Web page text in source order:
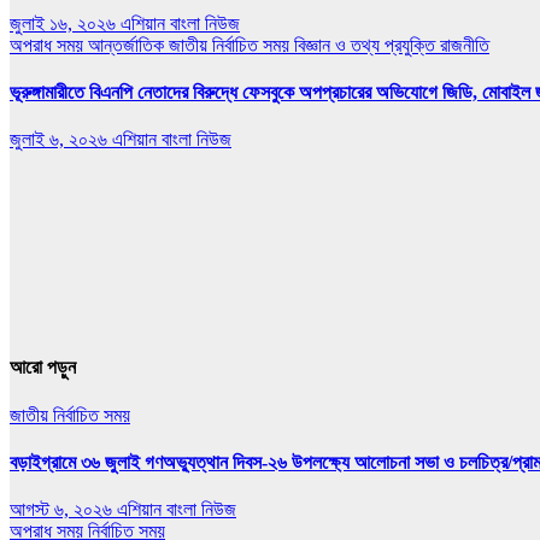
জুলাই ১৬, ২০২৬ এশিয়ান বাংলা নিউজ
অপরাধ সময় আন্তর্জাতিক জাতীয় নির্বাচিত সময় বিজ্ঞান ও তথ্য প্রযুক্তিরাজনীতি
ভূরুঙ্গামারীতে বিএনপি নেতাদের বিরুদ্ধে ফেসবুকে অপপ্রচারের অভিযোগে জিডি, মোবাইল
জুলাই ৬, ২০২৬ এশিয়ান বাংলা নিউজ
আরো পড়ুন
জাতীয় নির্বাচিত সময়
বড়াইগ্রামে ৩৬ জুলাই গণঅভ্যুত্থান দিবস-২৬ উপলক্ষ্যে আলোচনা সভা ও চলচিত্র/
আগস্ট ৬, ২০২৬ এশিয়ান বাংলা নিউজ
অপরাধ সময় নির্বাচিত সময়